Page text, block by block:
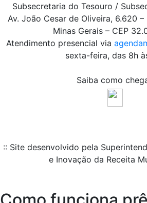
Subsecretaria do Tesouro /
Av. João Cesar de Oliveira, 6.620
Minas Gerais – CEP
Atendimento presencial via
sexta-feira, das 8h
Saiba como
:: Site desenvolvido pela
e Inovação da Receita